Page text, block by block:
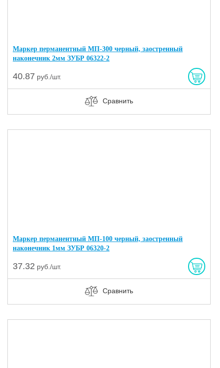
Маркер перманентный МП-300 черный, заостренный
наконечник 2мм ЗУБР 06322-2
40.87 руб./шт.
Сравнить
Маркер перманентный МП-100 черный, заостренный
наконечник 1мм ЗУБР 06320-2
37.32 руб./шт.
Сравнить